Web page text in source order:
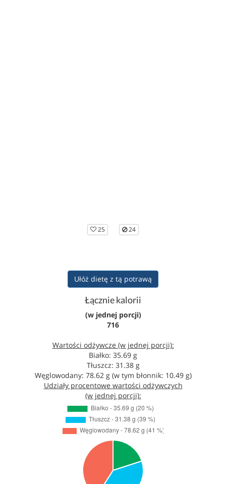
25 24
Ułóż dietę z tą potrawą
Łącznie kalorii
(w jednej porcji)
716
Wartości odżywcze (w jednej porcji):
Białko: 35.69 g
Tłuszcz: 31.38 g
Węglowodany: 78.62 g (w tym błonnik: 10.49 g)
Udziały procentowe wartości odżywczych
(w jednej porcji):